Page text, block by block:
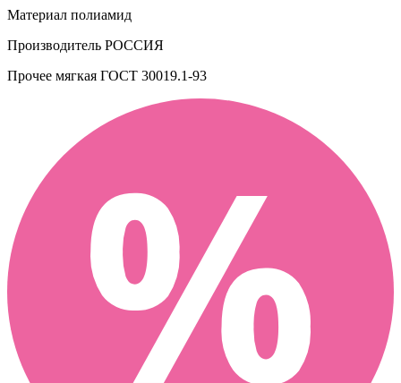
Материал полиамид
Производитель РОССИЯ
Прочее мягкая ГОСТ 30019.1-93